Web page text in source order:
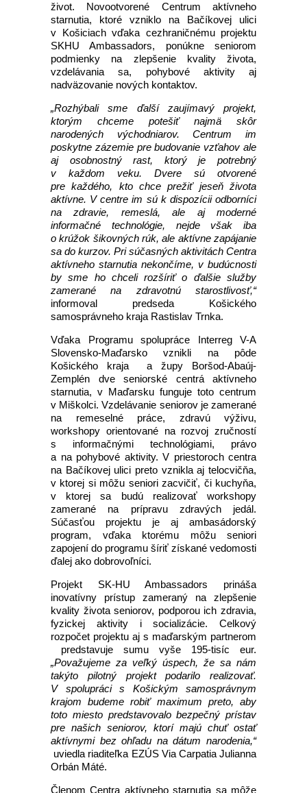
život. Novootvorené Centrum aktívneho
starnutia, ktoré vzniklo na Bačíkovej ulici
v Košiciach vďaka cezhraničnému projektu
SKHU Ambassadors, ponúkne seniorom
podmienky na zlepšenie kvality života,
vzdelávania sa, pohybové aktivity aj
nadväzovanie nových kontaktov.
„Rozhýbali sme ďalší zaujímavý projekt,
ktorým chceme potešiť najmä skôr
narodených východniarov. Centrum im
poskytne zázemie pre budovanie vzťahov ale
aj osobnostný rast, ktorý je potrebný
v každom veku. Dvere sú otvorené
pre každého, kto chce prežiť jeseň života
aktívne. V centre im sú k dispozícii odborníci
na zdravie, remeslá, ale aj moderné
informačné technológie, nejde však iba
o krúžok šikovných rúk, ale aktívne zapájanie
sa do kurzov. Pri súčasných aktivitách Centra
aktívneho starnutia nekončíme, v budúcnosti
by sme ho chceli rozšíriť o ďalšie služby
zamerané na zdravotnú starostlivosť,“
informoval predseda Košického
samosprávneho kraja Rastislav Trnka.
Vďaka Programu spolupráce Interreg V-A
Slovensko-Maďarsko vznikli na pôde
Košického kraja a župy Boršod-Abaúj-
Zemplén dve seniorské centrá aktívneho
starnutia, v Maďarsku funguje toto centrum
v Miškolci. Vzdelávanie seniorov je zamerané
na remeselné práce, zdravú výživu,
workshopy orientované na rozvoj zručností
s informačnými technológiami, právo
a na pohybové aktivity. V priestoroch centra
na Bačíkovej ulici preto vznikla aj telocvičňa,
v ktorej si môžu seniori zacvičiť, či kuchyňa,
v ktorej sa budú realizovať workshopy
zamerané na prípravu zdravých jedál.
Súčasťou projektu je aj ambasádorský
program, vďaka ktorému môžu seniori
zapojení do programu šíriť získané vedomosti
ďalej ako dobrovoľníci.
Projekt SK-HU Ambassadors prináša
inovatívny prístup zameraný na zlepšenie
kvality života seniorov, podporou ich zdravia,
fyzickej aktivity i socializácie. Celkový
rozpočet projektu aj s maďarským partnerom
predstavuje sumu vyše 195-tisíc eur.
„Považujeme za veľký úspech, že sa nám
takýto pilotný projekt podarilo realizovať.
V spolupráci s Košickým samosprávnym
krajom budeme robiť maximum preto, aby
toto miesto predstavovalo bezpečný prístav
pre našich seniorov, ktorí majú chuť ostať
aktívnymi bez ohľadu na dátum narodenia,“
uviedla riaditeľka EZÚS Via Carpatia Julianna
Orbán Máté.
Členom Centra aktívneho starnutia sa môže